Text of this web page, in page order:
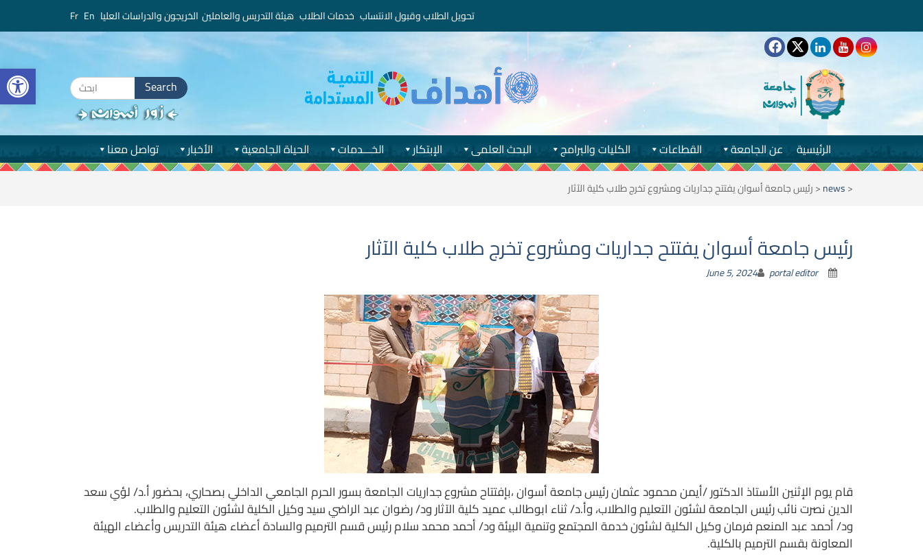
تحويل الطلاب وقبول الانتساب خدمات الطلاب هيئة التدريس والعاملين الخريجون والدراسات العليا
Search
for:
تواصل معنا الأخبار الحياة الجامعية الخـــدمات الإبتكار البحث العلمى الكليات والبرامج القطاعات عن الجامعة الرئيسية
<
news
<رئيس جامعة أسوان يفتتح جداريات ومشروع تخرج طلاب كلية الآثار
رئيس جامعة أسوان يفتتح جداريات ومشروع تخرج طلاب كلية الآثار
June 5, 2024 portal editor
قام يوم الإثنين الأستاذ الدكتور /أيمن محمود عثمان رئيس جامعة أسوان ،بإفتتاح مشروع جداريات الجامعة بسور الحرم الجامعي الداخلي بصحاري، بحضور أ.د/ لؤي سعد
الدين نصرت نائب رئيس الجامعة لشئون التعليم والطلاب، وأ.د/ ثناء ابوطالب عميد كلية الآثار ود/ رضوان عبد الراضي سيد وكيل الكلية لشئون التعليم والطلاب.
ود/ أحمد عبد المنعم فرمان وكيل الكلية لشئون خدمة المجتمع وتنمية البيئة ود/ أحمد محمد سلام رئيس قسم الترميم والسادة أعضاء هيئة التدريس وأعضاء الهيئة
المعاونة بقسم الترميم بالكلية.